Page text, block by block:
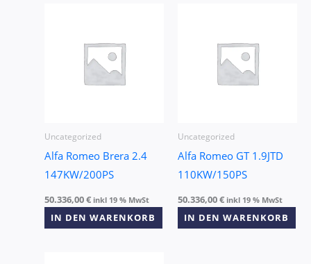
Uncategorized
Alfa Romeo Brera 2.4
147KW/200PS
50.336,00€ inkl 19 % MwSt
IN DEN WARENKORB
Uncategorized
Alfa Romeo GT 1.9JTD
110KW/150PS
50.336,00€ inkl 19 % MwSt
IN DEN WARENKORB